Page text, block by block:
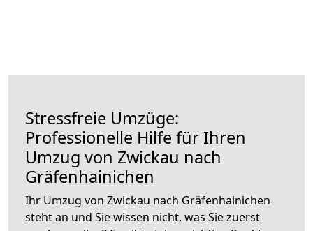
Stressfreie Umzüge:
Professionelle Hilfe für Ihren
Umzug von Zwickau nach
Gräfenhainichen
Ihr Umzug von Zwickau nach Gräfenhainichen
steht an und Sie wissen nicht, was Sie zuerst